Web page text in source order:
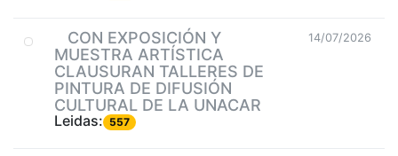
CON EXPOSICIÓN Y
MUESTRA ARTÍSTICA
CLAUSURAN TALLERES DE
PINTURA DE DIFUSIÓN
CULTURAL DE LA UNACAR
Leidas: 557
14/07/2026